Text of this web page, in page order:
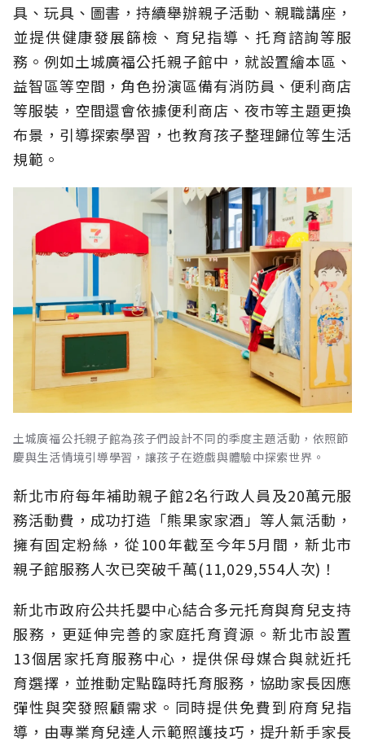
具、玩具、圖書，持續舉辦親子活動、親職講座，
並提供健康發展篩檢、育兒指導、托育諮詢等服
務。例如土城廣福公托親子館中，就設置繪本區、
益智區等空間，角色扮演區備有消防員、便利商店
等服裝，空間還會依據便利商店、夜市等主題更換
布景，引導探索學習，也教育孩子整理歸位等生活
規範。
土城廣福公托親子館為孩子們設計不同的季度主題活動，依照節
慶與生活情境引導學習，讓孩子在遊戲與體驗中探索世界。
新北市府每年補助親子館2名行政人員及20萬元服
務活動費，成功打造「熊果家家酒」等人氣活動，
擁有固定粉絲，從100年截至今年5月間，新北市
親子館服務人次已突破千萬(11,029,554人次)！
新北市政府公共托嬰中心結合多元托育與育兒支持
服務，更延伸完善的家庭托育資源。新北市設置
13個居家托育服務中心，提供保母媒合與就近托
育選擇，並推動定點臨時托育服務，協助家長因應
彈性與突發照顧需求。同時提供免費到府育兒指
導，由專業育兒達人示範照護技巧，提升新手家長